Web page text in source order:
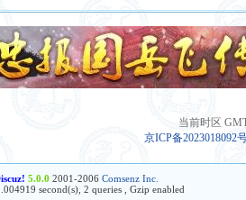
当前时区
京ICP备2023018092
5.0.0 2001-2006 Comsenz Inc.
second(s), 2 queries , Gzip enabled